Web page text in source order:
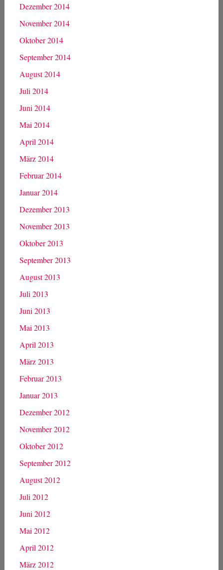
Dezember 2014
November 2014
Oktober 2014
September 2014
August 2014
Juli 2014
Juni 2014
Mai 2014
April 2014
März 2014
Februar 2014
Januar 2014
Dezember 2013
November 2013
Oktober 2013
September 2013
August 2013
Juli 2013
Juni 2013
Mai 2013
April 2013
März 2013
Februar 2013
Januar 2013
Dezember 2012
November 2012
Oktober 2012
September 2012
August 2012
Juli 2012
Juni 2012
Mai 2012
April 2012
März 2012